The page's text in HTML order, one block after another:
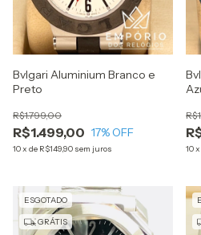
Bvlgari Aluminium Branco e
Preto
R$1.499,00
R$1.799,00
17% OFF
10x de R$149,90 sem juros 10x
ESGOTADO
GRÁTIS